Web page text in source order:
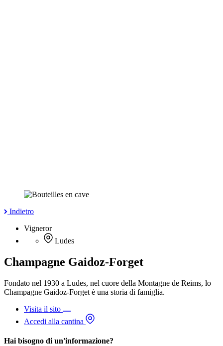
Indietro
Vigneror
Ludes
Champagne Gaidoz-Forget
Fondato nel 1930 a Ludes, nel cuore della Montagne de Reims, lo
Champagne Gaidoz-Forget è una storia di famiglia.
Visita il sito
Accedi alla cantina
Hai bisogno di un'informazione?